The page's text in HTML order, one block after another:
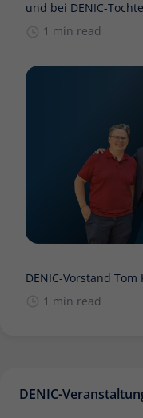
und bei DENIC-
1 min read
DENIC-Vorstand
1 min read
DENIC-